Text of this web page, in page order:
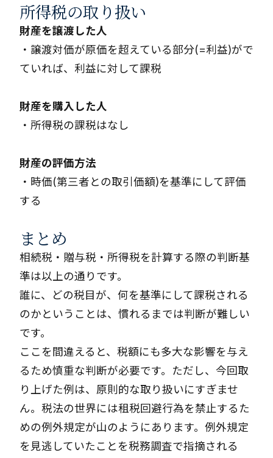
所得税の取り扱い
財産を譲渡した人
・譲渡対価が原価を超えている部分(=利益)がで
ていれば、利益に対して課税
財産を購入した人
・所得税の課税はなし
財産の評価方法
・時価(第三者との取引価額)を基準にして評価
する
まとめ
相続税・贈与税・所得税を計算する際の判断基
準は以上の通りです。
誰に、どの税目が、何を基準にして課税される
のかということは、慣れるまでは判断が難しい
です。
ここを間違えると、税額にも多大な影響を与え
るため慎重な判断が必要です。ただし、今回取
り上げた例は、原則的な取り扱いにすぎませ
ん。税法の世界には租税回避行為を禁止するた
めの例外規定が山のようにあります。例外規定
を見逃していたことを税務調査で指摘される